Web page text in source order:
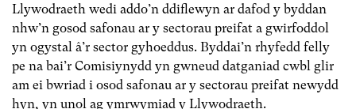
Llywodraeth wedi addo’n ddiflewyn ar dafod y byddan
nhw’n gosod safonau ar y sectorau preifat a gwirfoddol
yn ogystal â’r sector gyhoeddus. Byddai’n rhyfedd felly
pe na bai’r Comisiynydd yn gwneud datganiad cwbl glir
am ei bwriad i osod safonau ar y sectorau preifat newydd
hyn, yn unol ag ymrwymiad y Llywodraeth.